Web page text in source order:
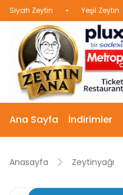
Siyah Zeytin Yeşil Zeytin
Ana Sayfa İndirimler
Anasayfa Zeytinyağı